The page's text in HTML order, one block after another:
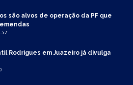
são alvos de operação da PF que
Rodrigues em Juazeiro já divulga